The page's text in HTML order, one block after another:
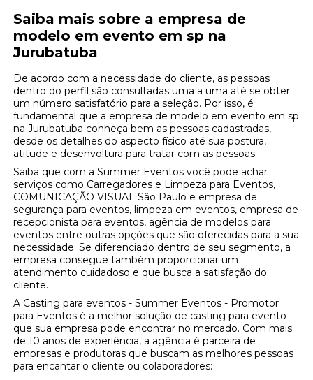
Saiba mais sobre a empresa de
modelo em evento em sp na
Jurubatuba
De acordo com a necessidade do cliente, as pessoas
dentro do perfil são consultadas uma a uma até se obter
um número satisfatório para a seleção. Por isso, é
fundamental que a empresa de modelo em evento em sp
na Jurubatuba conheça bem as pessoas cadastradas,
desde os detalhes do aspecto físico até sua postura,
atitude e desenvoltura para tratar com as pessoas.
Saiba que com a Summer Eventos você pode achar
serviços como Carregadores e Limpeza para Eventos,
COMUNICAÇÃO VISUAL São Paulo e empresa de
segurança para eventos, limpeza em eventos, empresa de
recepcionista para eventos, agência de modelos para
eventos entre outras opções que são oferecidas para a sua
necessidade. Se diferenciado dentro de seu segmento, a
empresa consegue também proporcionar um
atendimento cuidadoso e que busca a satisfação do
cliente.
A Casting para eventos - Summer Eventos - Promotor
para Eventos é a melhor solução de casting para evento
que sua empresa pode encontrar no mercado. Com mais
de 10 anos de experiência, a agência é parceira de
empresas e produtoras que buscam as melhores pessoas
para encantar o cliente ou colaboradores: